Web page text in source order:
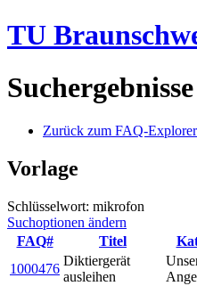
TU
Suchergebnisse
Zurück zum FAQ-Explorer
Vorlage
Schlüsselwort: mikrofon
Suchoptionen ändern
FAQ#
Titel
1000476
Diktiergerät
ausleihen